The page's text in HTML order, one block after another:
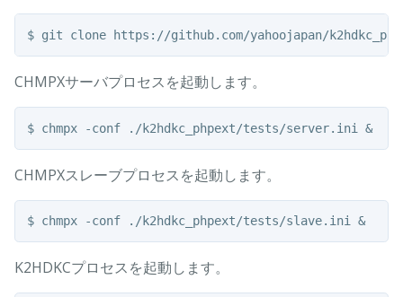
CHMPXサーバプロセスを起動します。
$ chmpx -conf ./k2hdkc_phpext/tests/server.ini &
CHMPXスレーブプロセスを起動します。
$ chmpx -conf ./k2hdkc_phpext/tests/slave.ini &
K2HDKCプロセスを起動します。